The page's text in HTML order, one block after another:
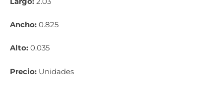
Ancho: 0.825
Alto: 0.035
Precio: Unidades